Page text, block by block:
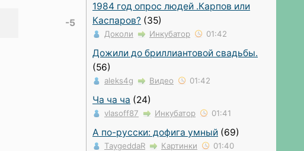
-5
1984 год опрос людей .Карпов или
Каспаров? (35)
Доколи Инкубатор 01:42
Дожили до бриллиантовой свадьбы.
(56)
aleks4g Видео 01:42
Ча ча ча (24)
vlasoff87 Инкубатор 01:41
А по-русски: дофига умный (69)
TaygeddaR Картинки 01:40